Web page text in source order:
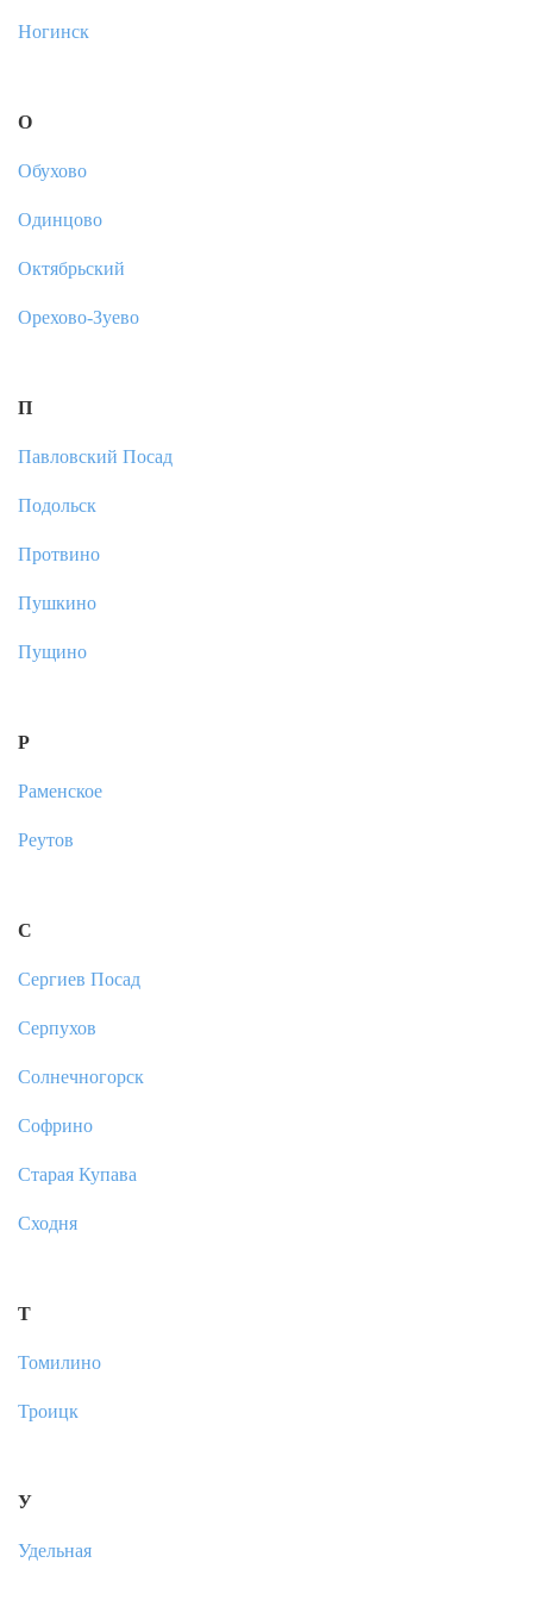
Ногинск
О
Обухово
Одинцово
Октябрьский
Орехово-Зуево
П
Павловский Посад
Подольск
Протвино
Пушкино
Пущино
Р
Раменское
Реутов
С
Сергиев Посад
Серпухов
Солнечногорск
Софрино
Старая Купава
Сходня
Т
Томилино
Троицк
У
Удельная